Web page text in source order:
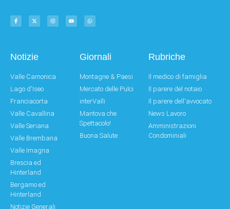
Notizie
Valle Camonica
Lago d'Iseo
Franciacorta
Valle Cavallina
Valle Seriana
Valle Brembana
Valle Imagna
Brescia ed
Hinterland
Bergamo ed
Hinterland
Notizie Generali
Giornali
Montagne & Paesi
Mercato delle Pulci
interValli
Mantova che
Spettacolo!
Buona Salute
Rubriche
Il medico di famiglia
Il parere del notaio
Il parere dell'avvocato
News Lavoro
Amministrazioni
Condominiali